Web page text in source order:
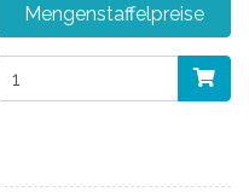
Mengenstaffelpreise